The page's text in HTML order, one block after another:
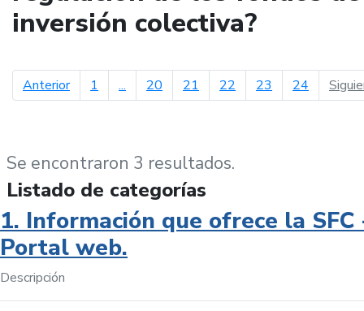
inversión colectiva?
Anteriorpágina anterior
1 ... 20 21 22 23 24
Se encontraron 3 resultados.
Listado de categorías
1. Información que ofrece la SFC
Portal web.
Descripción